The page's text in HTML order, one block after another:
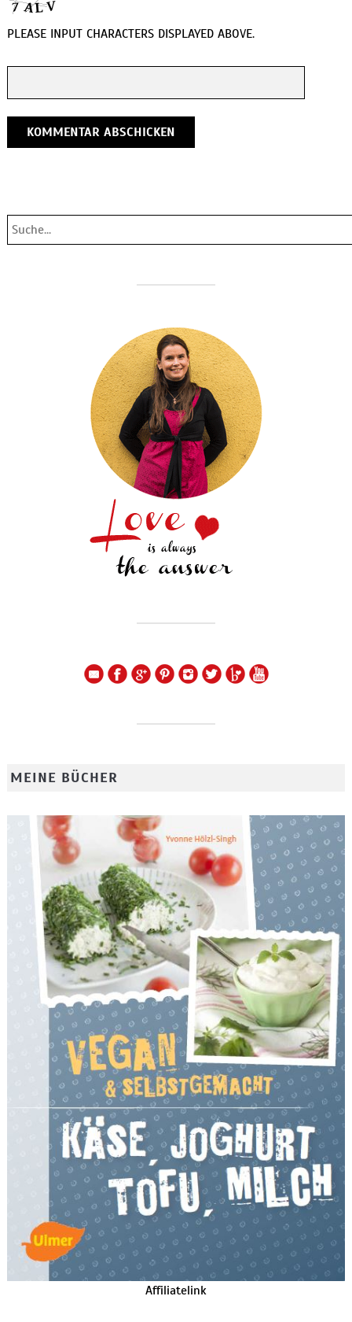
PLEASE INPUT CHARACTERS DISPLAYED ABOVE.
MEINE BÜCHER
Affiliatelink